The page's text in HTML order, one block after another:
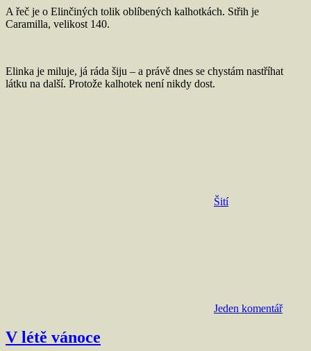
A řeč je o Elinčiných tolik oblíbených kalhotkách. Střih je
Caramilla, velikost 140.
Elinka je miluje, já ráda šiju – a právě dnes se chystám nastříhat
látku na další. Protože kalhotek není nikdy dost.
Šití
Jeden komentář
V létě vánoce